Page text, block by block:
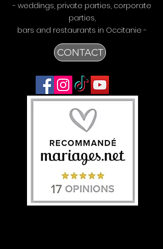
- weddings, private parties, corporate
parties,
bars and restaurants in Occitanie -
CONTACT